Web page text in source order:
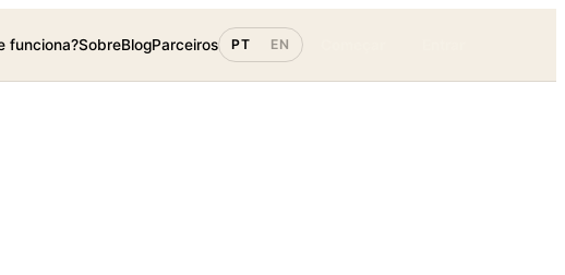
funciona?SobreBlogParceiros PT EN